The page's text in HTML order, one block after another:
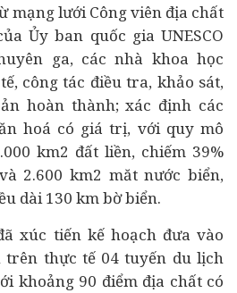
mạng lưới Công viên địa chất
Ủy ban quốc gia UNESCO
ga, các nhà khoa học
công tác điều tra, khảo sát,
hoàn thành; xác định các
hoá có giá trị, với quy mô
km2 đất liền, chiếm 39%
2.600 km2 măt nước biển,
dài 130 km bờ biển.
xúc tiến kế hoạch đưa vào
trên thực tế 04 tuyến du lịch
khoảng 90 điểm địa chất có